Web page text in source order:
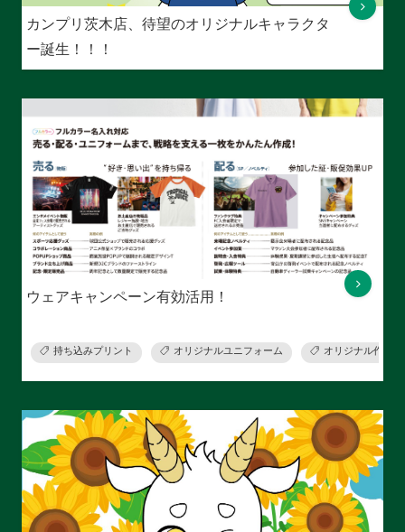
カンプリ茨木店、待望のオリジナルキャラクタ
ー誕生！！！
ウェアキャンペーン有効活用！
持ち込みプリント オリジナルユニフォーム オリジナル作業着